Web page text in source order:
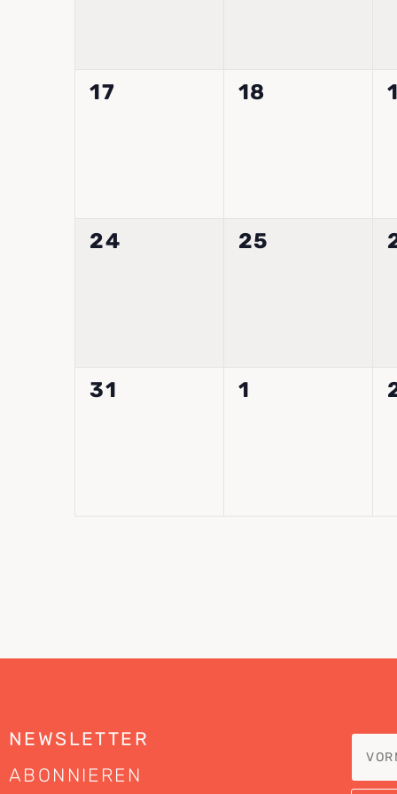
0
17
0
18
0
24
0
25
0
31
0
1
NEWSLETTER
ABONNIEREN